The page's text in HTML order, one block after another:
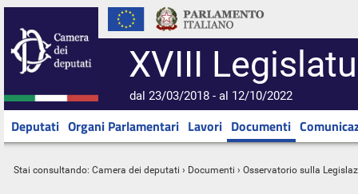
XVIII
dal 23/03/2018 - al 12/10/2022
Deputati Organi Parlamentari Lavori Documenti
Stai consultando: Camera dei deputati › Documenti › Osservatorio sulla